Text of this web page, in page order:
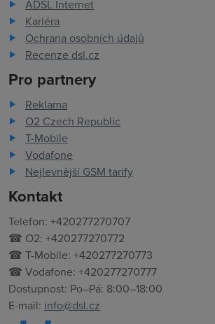
ADSL Internet
Kariéra
Ochrana osobních údajů
Recenze dsl.cz
Pro partnery
Reklama
O2 Czech Republic
T-Mobile
Vodafone
Nejlevnější GSM tarify
Kontakt
Telefon: +420277270707
☎ O2: +420277270772
☎ T-Mobile: +420277270773
☎ Vodafone: +420277270777
Dostupnost: Po–Pá: 8:00–18:00
E-mail: info@dsl.cz